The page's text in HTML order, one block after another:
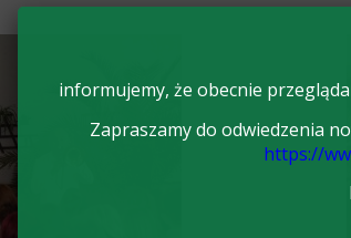
informujemy, że obecnie
Zapraszamy do odwiedzenia
https://